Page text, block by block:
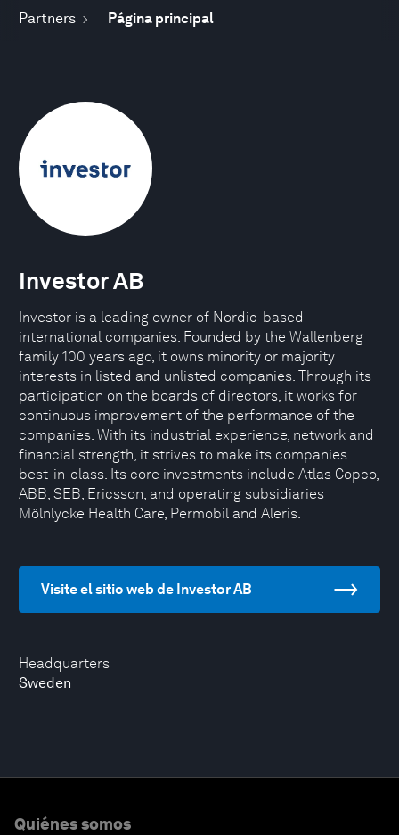
Partners Página principal
Headquarters
Sweden
Investor AB
Investor is a leading owner of Nordic-based
international companies. Founded by the Wallenberg
family 100 years ago, it owns minority or majority
interests in listed and unlisted companies. Through its
participation on the boards of directors, it works for
continuous improvement of the performance of the
companies. With its industrial experience, network and
financial strength, it strives to make its companies
best-in-class. Its core investments include Atlas Copco,
ABB, SEB, Ericsson, and operating subsidiaries
Mölnlycke Health Care, Permobil and Aleris.
Visite el sitio web de Investor AB
Quiénes somos